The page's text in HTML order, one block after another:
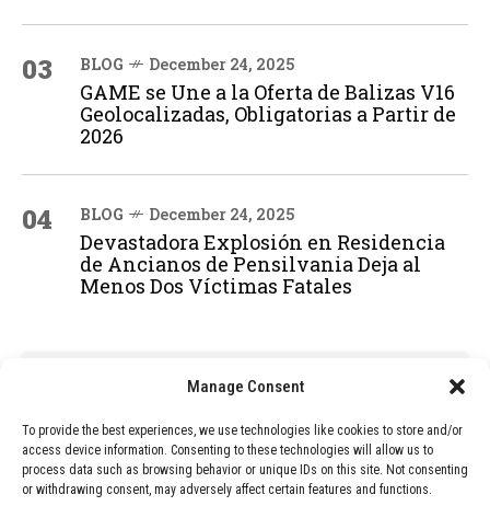
Manage Consent
To provide the best experiences, we use technologies like cookies to store and/or
access device information. Consenting to these technologies will allow us to
process data such as browsing behavior or unique IDs on this site. Not consenting
or withdrawing consent, may adversely affect certain features and functions.
03 BLOG December 24, 2025
GAME se Une a la Oferta de Balizas V16
Geolocalizadas, Obligatorias a Partir de
2026
04 BLOG December 24, 2025
Devastadora Explosión en Residencia
de Ancianos de Pensilvania Deja al
Menos Dos Víctimas Fatales